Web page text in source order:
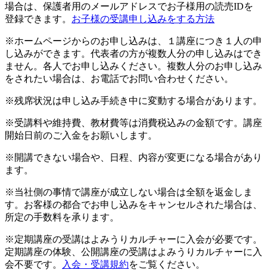
場合は、保護者用のメールアドレスでお子様用の読売IDを
登録できます。 お子様の受講申し込みをする方法
※ホームページからのお申し込みは、１講座につき１人の申
し込みができます。代表者の方が複数人分の申し込みはでき
ません。各人でお申し込みください。複数人分のお申し込み
をされたい場合は、お電話でお問い合わせください。
※残席状況は申し込み手続き中に変動する場合があります。
※受講料や維持費、教材費等は消費税込みの金額です。講座
開始日前のご入金をお願いします。
※開講できない場合や、日程、内容が変更になる場合があり
ます。
※当社側の事情で講座が成立しない場合は全額を返金しま
す。お客様の都合でお申し込みをキャンセルされた場合は、
所定の手数料を承ります。
※定期講座の受講はよみうりカルチャーに入会が必要です。
定期講座の体験、公開講座の受講はよみうりカルチャーに入
会不要です。
入会・受講規約をご覧ください。